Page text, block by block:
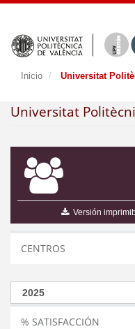
Inicio Universitat
Universitat
Versión
CENTROS
% SATISFACCIÓN